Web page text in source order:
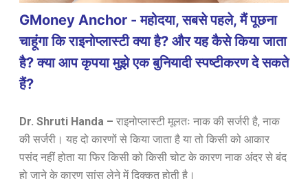
GMoney Anchor - महोदया, सबसे पहले, मैं पूछना
चाहूंगा कि राइनोप्लास्टी क्या है? और यह कैसे किया जाता
है? क्या आप कृपया मुझे एक बुनियादी स्पष्टीकरण दे सकते
हैं?
Dr. Shruti Handa – राइनोप्लास्टी मूलतः नाक की सर्जरी है, नाक
की सर्जरी। यह दो कारणों से किया जाता है या तो किसी को आकार
पसंद नहीं होता या फिर किसी को किसी चोट के कारण नाक अंदर से बंद
हो जाने के कारण सांस लेने में दिक्कत होती है।